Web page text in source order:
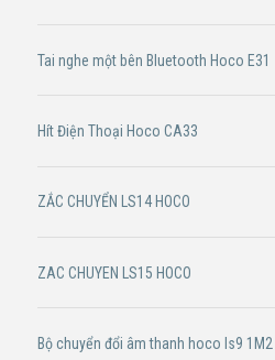
Tai nghe một bên Bluetooth Hoco E31
Hít Điện Thoại Hoco CA33
ZẮC CHUYỂN LS14 HOCO
ZAC CHUYEN LS15 HOCO
Bộ chuyển đổi âm thanh hoco ls9 1M2